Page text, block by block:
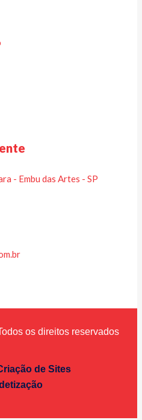
- Embu das Artes - SP
os direitos reservados
de Sites